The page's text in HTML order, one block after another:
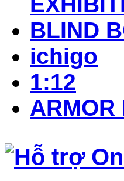
BLIND
ichigo
1:12
ARMOR
Hỗ trợ